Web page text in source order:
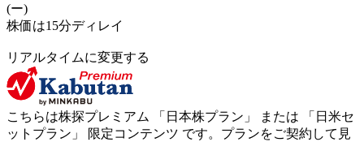
(ー)
株価は15分ディレイ
リアルタイムに変更する
こちらは株探プレミアム 「 日本株プラン 」 または 「 日米セ
ットプラン 」 限定コンテンツ です。プランをご契約して見